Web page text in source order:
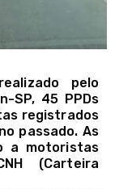
pelo
SP, 45 PPDs
registrados
passado. As
a motoristas
(Carteira